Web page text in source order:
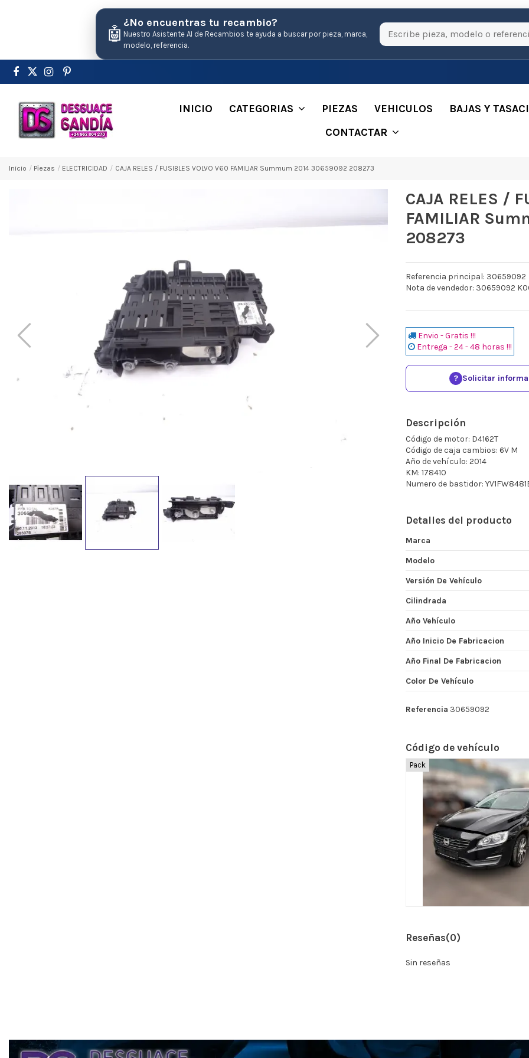
🤖
¿No encuentras tu recambio?
Nuestro Asistente AI de Recambios te ayuda a buscar por pieza, marca,
modelo, referencia.
INICIO CATEGORIAS PIEZAS VEHICULOS
BAJAS Y
CONTACTAR
Inicio Pіezas ELECTRICIDAD CAJA RELES / FUSIBLES VOLVO V60 FAMILIAR Summum 2014 30659092 208273
CAJA RELES /
FAMILIAR
208273
Referencia principal: 30659092
Nota de vendedor: 30659092
Envio - Gratis !!!
Entrega - 24 - 48 horas !!!
? Solicitar
Descripción
Código de motor: D4162T
Código de caja cambios: 6V M
Año de vehículo: 2014
KM: 178410
Numero de bastidor:
Detalles del producto
Marca
Modelo
Versión De Vehículo
Cilindrada
Año Vehículo
Año Inicio De Fabricacion
Año Final De Fabricacion
Color De Vehículo
Referencia 30659092
Código de vehículo
Pack
Reseñas(0)
Sin reseñas